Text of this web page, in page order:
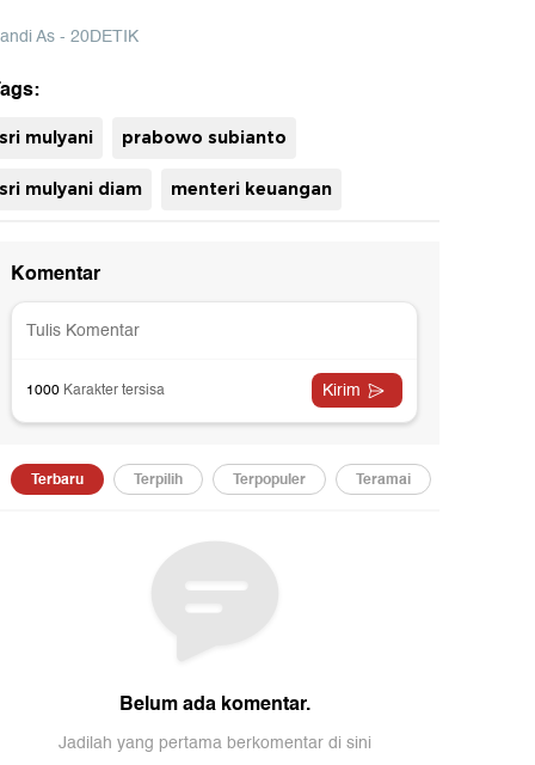
As - 20DETIK
sri mulyani prabowo subianto
sri mulyani diam menteri keuangan